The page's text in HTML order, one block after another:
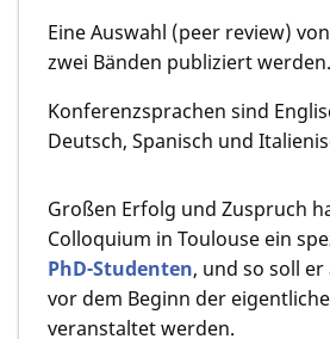
Eine Auswahl (peer review)
zwei Bänden publiziert werden.
Konferenzsprachen sind
Deutsch, Spanisch und
Großen Erfolg und Zuspruch
Colloquium in Toulouse ein
PhD-Studenten, und so soll
vor dem Beginn der
veranstaltet werden.